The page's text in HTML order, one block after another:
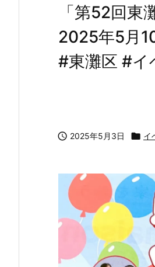
「第52回
2025年5月
#東灘区 #イ
 2025年5月3日  イ